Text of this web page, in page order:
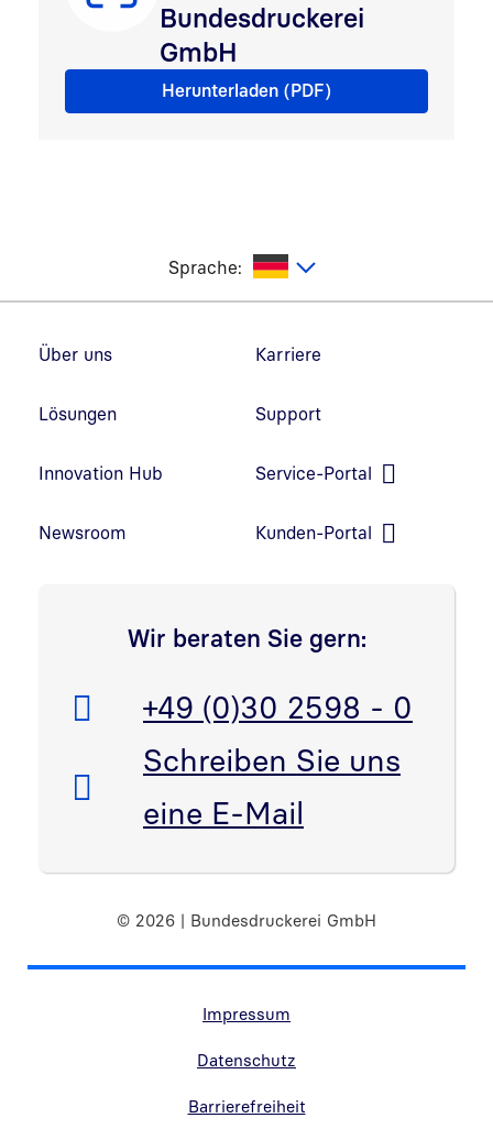
Bundesdruckerei
GmbH
Allgemeine Einkaufsbedingungen für Bauleistungen
Herunterladen (PDF)
Sprache:
Über uns
Lösungen
Innovation Hub
Newsroom
Karriere
Support
Service-Portal
Kunden-Portal
Wir beraten Sie gern:
Telefon:
+49 (0)30 2598 - 0
E-Mail:
Schreiben Sie uns
eine E-Mail
© 2026 | Bundesdruckerei GmbH
Impressum
Datenschutz
Barrierefreiheit